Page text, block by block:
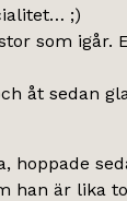
;)
som
åt sedan
är lika